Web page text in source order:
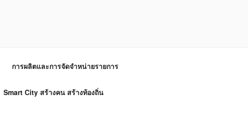
การผลิตและการจัดจำหน่ายรายการ
Smart City สร้างคน สร้างท้องถิ่น